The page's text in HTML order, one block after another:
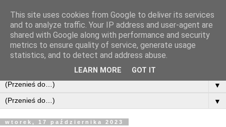
▼
▼
wtorek, 17 października 2023
This site uses cookies from Google to deliver its services
and to analyze traffic. Your IP address and user-agent are
shared with Google along with performance and security
metrics to ensure quality of service, generate usage
statistics, and to detect and address abuse.
LEARN MORE GOT IT